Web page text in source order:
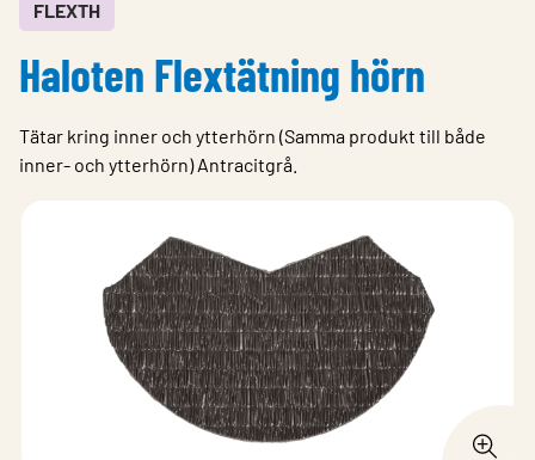
Service & Support
Hållbarhet
Kontakt
Choose languge
FLEXTH
Haloten Flextätning hörn
Tätar kring inner och ytterhörn (Samma produkt till både
inner- och ytterhörn) Antracitgrå.